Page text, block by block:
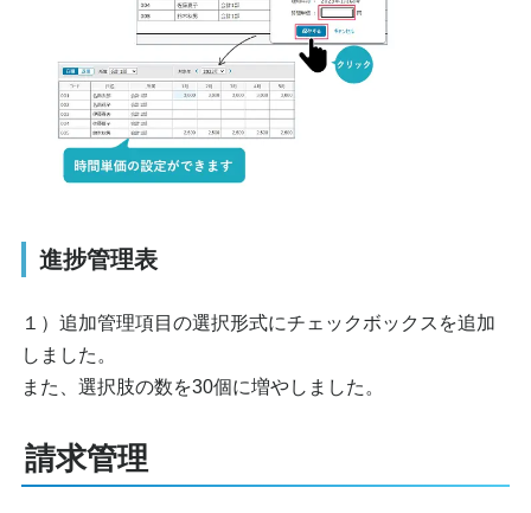
進捗管理表
１）追加管理項目の選択形式にチェックボックスを追加
しました。
また、選択肢の数を30個に増やしました。
請求管理